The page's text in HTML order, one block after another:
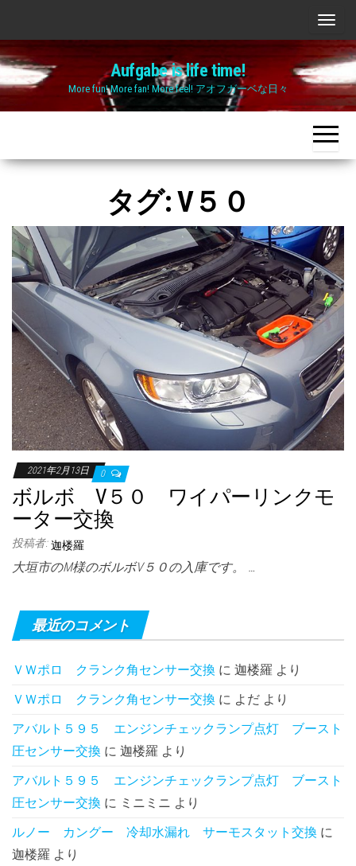
the
content
ナ
ビ
ゲ
ー
シ
ョ
ン
替
え
Aufgabe is life time!
More fun! More fan! More feel! アオフガーベな日々
タグ:V５０
2021年2月13日 0
ボルボ V５０ ワイパーリンクモ
ーター交換
投稿者: 迦楼羅
大垣市のM様のボルボV５０の入庫です。 …
最近のコメント
ＶＷポロ クランク角センサー交換 に 迦楼羅 より
ＶＷポロ クランク角センサー交換 に よだ より
アバルト５９５ エンジンチェックランプ点灯 ブースト
圧センサー交換 に 迦楼羅 より
アバルト５９５ エンジンチェックランプ点灯 ブースト
圧センサー交換 に ミニミニ より
ルノー カングー 冷却水漏れ サーモスタット交換 に
迦楼羅 より